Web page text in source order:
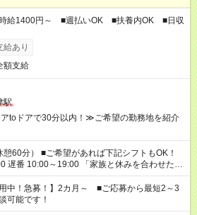
時給1400円～ ■週払いOK ■扶養内OK ■日収
給あり
額支給
駅
toドアで30分以内！≫ご希望の勤務地を紹介
ば下記シフトもOK！
～19:00 「家族と休みを合わせた
て夕飯の準備がしたい」 「できれば残業はし
希望を教えてくださいね。 ※Wワーク希望
仕事で希望する勤務時間と、もう1つのお仕事
で週40時間を超える場合は応募できません。
用中！急募！】2カ月～ ■ご応募から最短2～3
可能です！